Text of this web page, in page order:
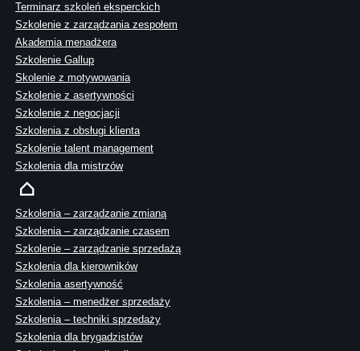
Terminarz szkoleń eksperckich
Szkolenie z zarządzania zespołem
Akademia menadżera
Szkolenie Gallup
Skolenie z motywowania
Szkolenie z asertywności
Szkolenie z negocjacji
Szkolenia z obsługi klienta
Szkolenie talent management
Szkolenia dla mistrzów
Szkolenia – zarządzanie zmianą
Szkolenia – zarządzanie czasem
Szkolenie – zarządzanie sprzedażą
Szkolenia dla kierowników
Szkolenia asertywność
Szkolenia – menedżer sprzedaży
Szkolenia – techniki sprzedaży
Szkolenia dla brygadzistów